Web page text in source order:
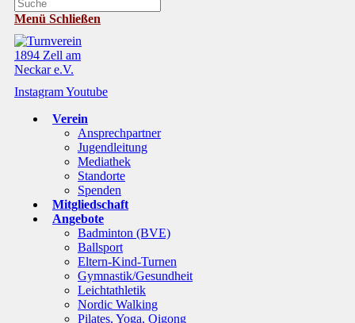
Menü Schließen
InstagramYoutube
Verein
Ansprechpartner
Jugendleitung
Mediathek
Standorte
Spenden
Mitgliedschaft
Angebote
Badminton (BVE)
Ballsport
Eltern-Kind-Turnen
Gymnastik/Gesundheit
Leichtathletik
Nordic Walking
Pilates, Yoga, Qigong